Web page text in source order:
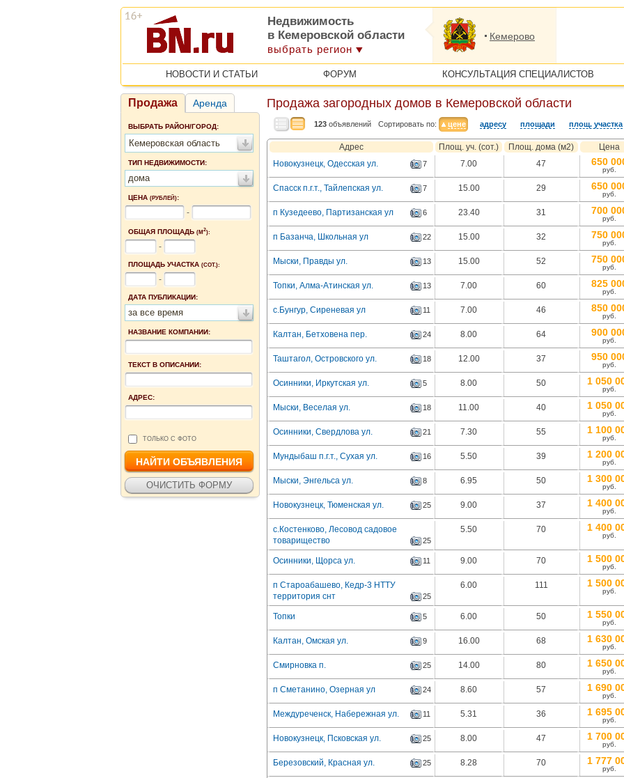
Недвижимость
в Кемеровской области
выбрать регион
Кемерово
НОВОСТИ И СТАТЬИ ФОРУМ КОНСУЛЬТАЦИЯ СПЕЦИАЛИСТОВ
Продажа Аренда
ВЫБРАТЬ РАЙОН/ГОРОД:
Кемеровская область
ТИП НЕДВИЖИМОСТИ:
дома
ЦЕНА (РУБЛЕЙ):
-
ОБЩАЯ ПЛОЩАДЬ (М2):
-
ПЛОЩАДЬ УЧАСТКА (СОТ.):
-
ДАТА ПУБЛИКАЦИИ:
за все время
НАЗВАНИЕ КОМПАНИИ:
ТЕКСТ В ОПИСАНИИ:
АДРЕС:
ТОЛЬКО С ФОТО
Продажа загородных домов в Кемеровской области
123 объявлений Сортировать по: цене адресу площади площ. участка
Адрес Площ. уч. (сот.) Площ. дома (м2)
Цена
Новокузнецк, Одесская ул.
7 7.00 47 650
руб.
Спасск п.г.т., Тайлепская ул. 7 15.00 29 650
руб.
п Кузедеево, Партизанская ул 6 23.40 31 700
руб.
п Базанча, Школьная ул 22 15.00 32 750
руб.
Мыски, Правды ул. 13 15.00 52 750
руб.
Топки, Алма-Атинская ул. 13 7.00 60 825
руб.
с.Бунгур, Сиреневая ул 11 7.00 46 850
руб.
Калтан, Бетховена пер. 24 8.00 64 900
руб.
Таштагол, Островского ул. 18 12.00 37 950
руб.
Осинники, Иркутская ул. 5 8.00 50 1 050
руб.
Мыски, Веселая ул. 18 11.00 40 1 050
руб.
Осинники, Свердлова ул. 21 7.30 55 1 100
руб.
Мундыбаш п.г.т., Сухая ул. 16 5.50 39 1 200
руб.
Мыски, Энгельса ул. 8 6.95 50 1 300
руб.
Новокузнецк, Тюменская ул. 25 9.00 37 1 400
руб.
с.Костенково, Лесовод садовое
товарищество
25
5.50 70 1 400
руб.
Осинники, Щорса ул. 11 9.00 70 1 500
руб.
п Староабашево, Кедр-3 НТТУ
территория снт
25
6.00 111 1 500
руб.
Топки 5 6.00 50 1 550
руб.
Калтан, Омская ул. 9 16.00 68 1 630
руб.
Смирновка п. 25 14.00 80 1 650
руб.
п Сметанино, Озерная ул 24 8.60 57 1 690
руб.
Междуреченск, Набережная ул. 11 5.31 36 1 695
руб.
Новокузнецк, Псковская ул. 25 8.00 47 1 700
руб.
Березовский, Красная ул. 25 8.28 70 1 777
руб.